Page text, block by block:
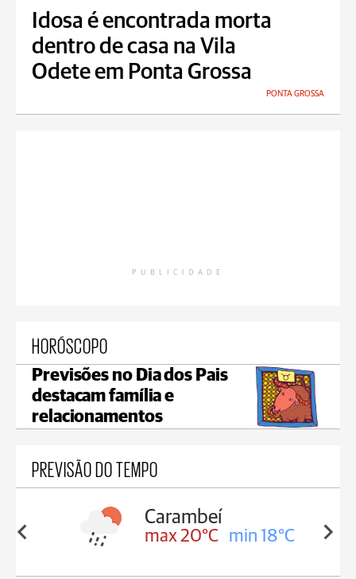
Idosa é encontrada morta
dentro de casa na Vila
Odete em Ponta Grossa
PONTA GROSSA
PUBLICIDADE
HORÓSCOPO
Previsões no Dia dos Pais
destacam família e
relacionamentos
PREVISÃO DO TEMPO
18°C
Carambeí
max 20°C min 18°C